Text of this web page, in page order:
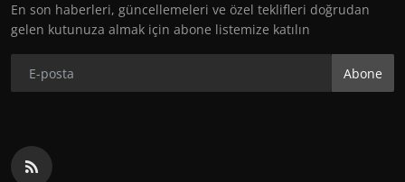
En son haberleri, güncellemeleri ve özel teklifleri doğrudan
gelen kutunuza almak için abone listemize katılın
Abone